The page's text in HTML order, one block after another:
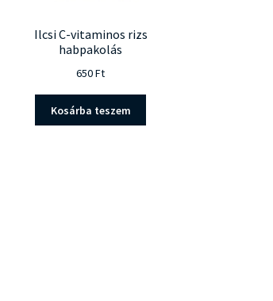
Ilcsi C-vitaminos rizs
habpakolás
650Ft
Kosárba teszem